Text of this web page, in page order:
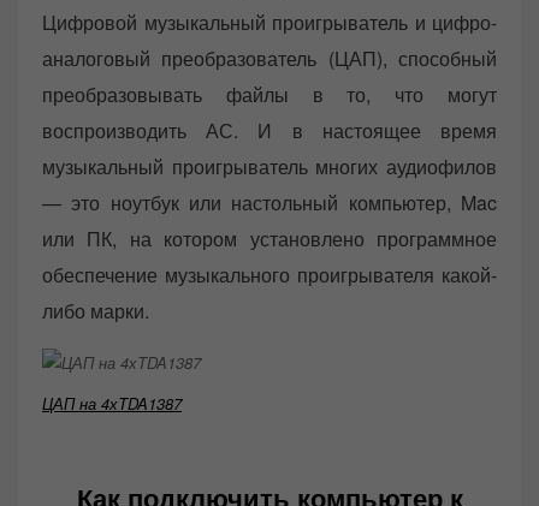
Цифровой музыкальный проигрыватель и цифро-
аналоговый преобразователь (ЦАП), способный
преобразовывать файлы в то, что могут
воспроизводить АС. И в настоящее время
музыкальный проигрыватель многих аудиофилов
— это ноутбук или настольный компьютер, Mac
или ПК, на котором установлено программное
обеспечение музыкального проигрывателя какой-
либо марки.
ЦАП на 4хTDA1387
Как подключить компьютер к